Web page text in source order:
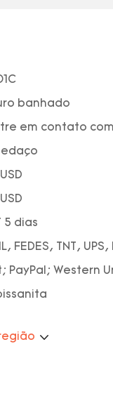
banhado
em contato
5 dias
FEDES, TNT, UPS,
PayPal; Western